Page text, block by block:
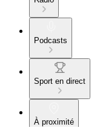
Podcasts
Sport en direct
À proximité